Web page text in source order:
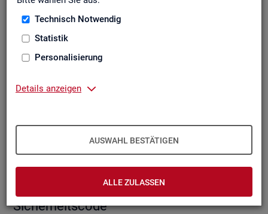
Technisch Notwendig
Statistik
Personalisierung
Details anzeigen
AUSWAHL BESTÄTIGEN
ALLE ZULASSEN
Si­cher­heits­code